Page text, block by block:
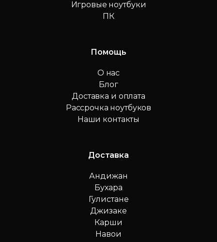
Игровые ноутбуки
ПК
Помощь
О нас
Блог
Доставка и оплата
Рассрочка ноутбуков
Наши контакты
Доставка
Андижан
Бухара
Гулистане
Джизаке
Карши
Навои